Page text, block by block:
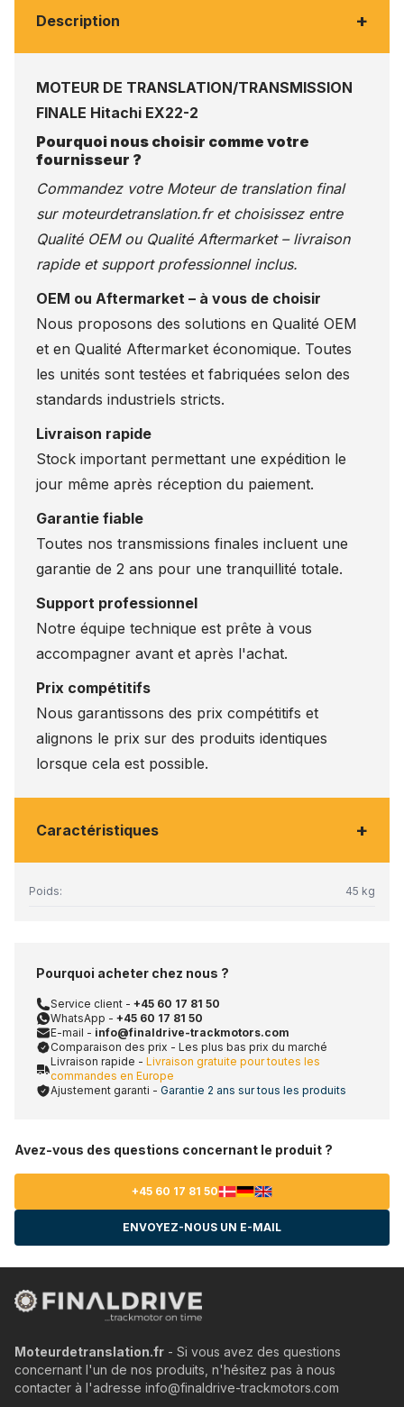
Description +
MOTEUR DE TRANSLATION/TRANSMISSION
FINALE Hitachi EX22-2
Pourquoi nous choisir comme votre
fournisseur ?
Commandez votre Moteur de translation final
sur moteurdetranslation.fret choisissez entre
Qualité OEM ou Qualité Aftermarket – livraison
rapide et support professionnel inclus.
OEM ou Aftermarket – à vous de choisir
Nous proposons des solutions en Qualité OEM
et en Qualité Aftermarket économique. Toutes
les unités sont testées et fabriquées selon des
standards industriels stricts.
Livraison rapide
Stock important permettant une expédition le
jour même après réception du paiement.
Garantie fiable
Toutes nos transmissions finales incluent une
garantie de 2 ans pour une tranquillité totale.
Support professionnel
Notre équipe technique est prête à vous
accompagner avant et après l'achat.
Prix compétitifs
Nous garantissons des prix compétitifs et
alignons le prix sur des produits identiques
lorsque cela est possible.
Caractéristiques +
Poids: 45 kg
Pourquoi acheter chez nous ?
Service client - +45 60 17 81 50
WhatsApp - +45 60 17 81 50
E-mail - info@finaldrive-trackmotors.com
Comparaison des prix - Les plus bas prix du marché
Livraison rapide - Livraison gratuite pour toutes les
commandes en Europe
Ajustement garanti - Garantie 2 ans sur tous les produits
Avez-vous des questions concernant le produit ?
+45 60 17 81 50
ENVOYEZ-NOUS UN E-MAIL
Moteurdetranslation.fr - Si vous avez des questions
concernant l'un de nos produits, n'hésitez pas à nous
contacter à l'adresse info@finaldrive-trackmotors.com